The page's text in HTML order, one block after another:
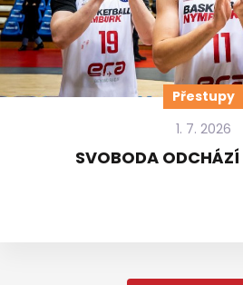
Přestupy
1. 7. 2026
SVOBODA